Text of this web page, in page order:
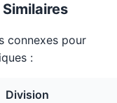
connexes pour
:
Division